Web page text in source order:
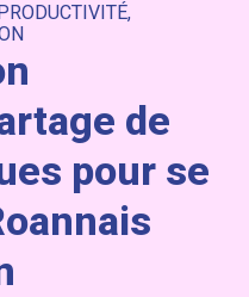
PRODUCTIVITÉ,
de
pour se